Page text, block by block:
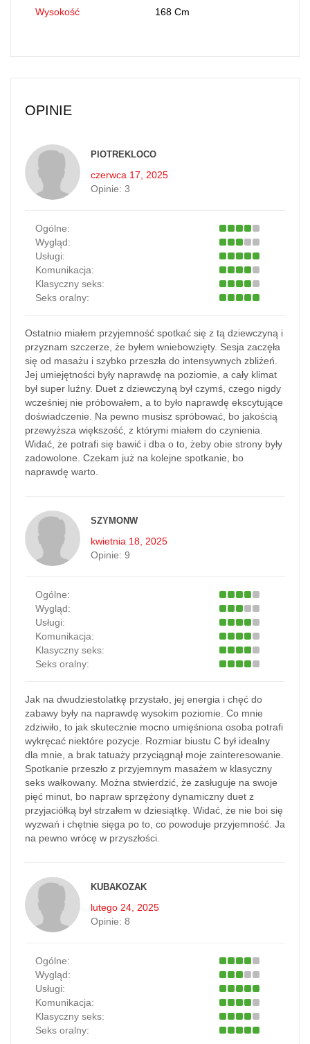
Wysokość
168 Cm
OPINIE
PIOTREKLOCO
czerwca 17, 2025
Opinie: 3
Ogólne:
Wygląd:
Usługi:
Komunikacja:
Klasyczny seks:
Seks oralny:
Ostatnio miałem przyjemność spotkać się z tą dziewczyną i
przyznam szczerze, że byłem wniebowzięty. Sesja zaczęła
się od masażu i szybko przeszła do intensywnych zbliżeń.
Jej umiejętności były naprawdę na poziomie, a cały klimat
był super luźny. Duet z dziewczyną był czymś, czego nigdy
wcześniej nie próbowałem, a to było naprawdę ekscytujące
doświadczenie. Na pewno musisz spróbować, bo jakością
przewyższa większość, z którymi miałem do czynienia.
Widać, że potrafi się bawić i dba o to, żeby obie strony były
zadowolone. Czekam już na kolejne spotkanie, bo
naprawdę warto.
SZYMONW
kwietnia 18, 2025
Opinie: 9
Ogólne:
Wygląd:
Usługi:
Komunikacja:
Klasyczny seks:
Seks oralny:
Jak na dwudziestolatkę przystało, jej energia i chęć do
zabawy były na naprawdę wysokim poziomie. Co mnie
zdziwiło, to jak skutecznie mocno umięśniona osoba potrafi
wykręcać niektóre pozycje. Rozmiar biustu C był idealny
dla mnie, a brak tatuaży przyciągnął moje zainteresowanie.
Spotkanie przeszło z przyjemnym masażem w klasyczny
seks wałkowany. Można stwierdzić, że zasługuje na swoje
pięć minut, bo napraw sprzężony dynamiczny duet z
przyjaciółką był strzałem w dziesiątkę. Widać, że nie boi się
wyzwań i chętnie sięga po to, co powoduje przyjemność. Ja
na pewno wrócę w przyszłości.
KUBAKOZAK
lutego 24, 2025
Opinie: 8
Ogólne:
Wygląd:
Usługi:
Komunikacja:
Klasyczny seks:
Seks oralny: